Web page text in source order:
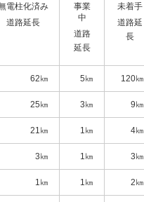
電柱化済み
道路延長
事業
中
道路
延長
未着手
道路延
長
62㎞ 5㎞ 120㎞
25㎞ 3㎞ 9㎞
21㎞ 1㎞ 4㎞
3㎞ 1㎞ 3㎞
1㎞ 1㎞ 2㎞